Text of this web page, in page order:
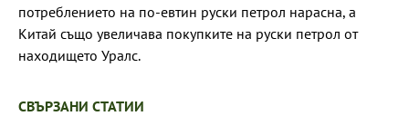
потреблението на по-евтин руски петрол нарасна, а
Китай също увеличава покупките на руски петрол от
находището Уралс.
СВЪРЗАНИ СТАТИИ